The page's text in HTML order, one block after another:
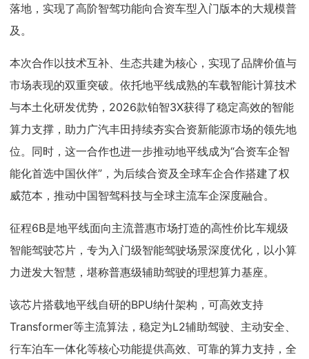
落地，实现了高阶智驾功能向合资车型入门版本的大规模普
及。
本次合作以技术互补、生态共建为核心，实现了品牌价值与
市场表现的双重突破。依托地平线成熟的车载智能计算技术
与本土化研发优势，2026款铂智3X获得了稳定高效的智能
算力支撑，助力广汽丰田持续夯实合资新能源市场的领先地
位。同时，这一合作也进一步推动地平线成为“合资车企智
能化首选中国伙伴”，为后续合资及全球车企合作搭建了权
威范本，推动中国智驾科技与全球主流车企深度融合。
征程6B是地平线面向主流普惠市场打造的高性价比车规级
智能驾驶芯片，专为入门级智能驾驶场景深度优化，以小算
力迸发大智慧，堪称普惠级辅助驾驶的理想算力基座。
该芯片搭载地平线自研的BPU纳什架构，可高效支持
Transformer等主流算法，稳定为L2辅助驾驶、主动安全、
行车泊车一体化等核心功能提供高效、可靠的算力支持，全